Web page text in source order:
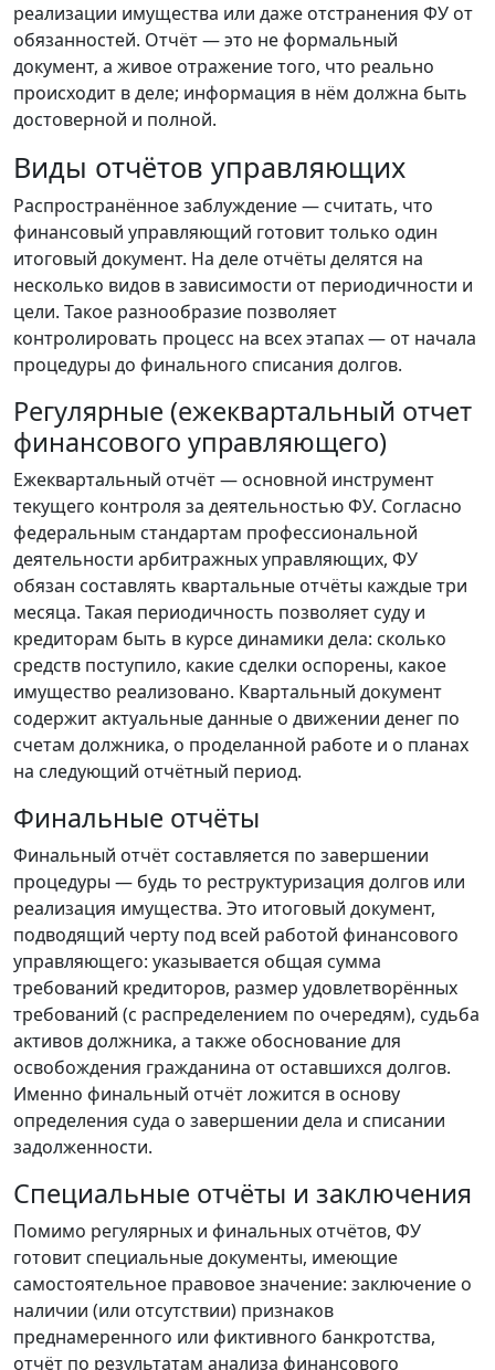
реализации имущества или даже отстранения ФУ от
обязанностей. Отчёт — это не формальный
документ, а живое отражение того, что реально
происходит в деле; информация в нём должна быть
достоверной и полной.
Виды отчётов управляющих
Распространённое заблуждение — считать, что
финансовый управляющий готовит только один
итоговый документ. На деле отчёты делятся на
несколько видов в зависимости от периодичности и
цели. Такое разнообразие позволяет
контролировать процесс на всех этапах — от начала
процедуры до финального списания долгов.
Регулярные (ежеквартальный отчет
финансового управляющего)
Ежеквартальный отчёт — основной инструмент
текущего контроля за деятельностью ФУ. Согласно
федеральным стандартам профессиональной
деятельности арбитражных управляющих, ФУ
обязан составлять квартальные отчёты каждые три
месяца. Такая периодичность позволяет суду и
кредиторам быть в курсе динамики дела: сколько
средств поступило, какие сделки оспорены, какое
имущество реализовано. Квартальный документ
содержит актуальные данные о движении денег по
счетам должника, о проделанной работе и о планах
на следующий отчётный период.
Финальные отчёты
Финальный отчёт составляется по завершении
процедуры — будь то реструктуризация долгов или
реализация имущества. Это итоговый документ,
подводящий черту под всей работой финансового
управляющего: указывается общая сумма
требований кредиторов, размер удовлетворённых
требований (с распределением по очередям), судьба
активов должника, а также обоснование для
освобождения гражданина от оставшихся долгов.
Именно финальный отчёт ложится в основу
определения суда о завершении дела и списании
задолженности.
Специальные отчёты и заключения
Помимо регулярных и финальных отчётов, ФУ
готовит специальные документы, имеющие
самостоятельное правовое значение: заключение о
наличии (или отсутствии) признаков
преднамеренного или фиктивного банкротства,
отчёт по результатам анализа финансового